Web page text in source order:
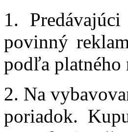
1.
povinný
podľa platného
2. Na
poriadok.